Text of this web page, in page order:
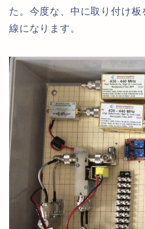
た。今度な、中に取り付け
線になります。